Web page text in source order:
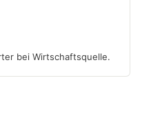
bei Wirtschaftsquelle.